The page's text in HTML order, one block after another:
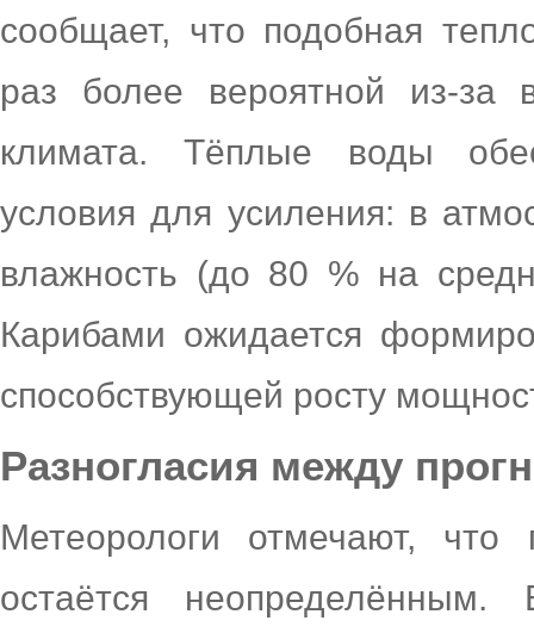
сообщает, что подобная
раз более вероятной из-за
климата. Тёплые воды
условия для усиления: в
влажность (до 80 % на
Карибами ожидается
способствующей росту
Разногласия между
Метеорологи отмечают, что
остаётся неопределённым.